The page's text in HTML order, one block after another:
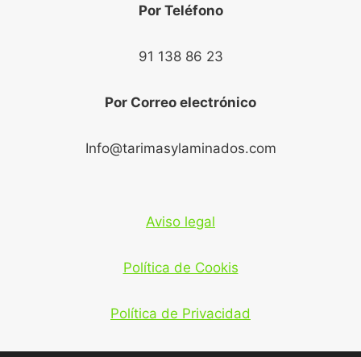
Por Teléfono
91 138 86 23
Por Correo electrónico
Info@tarimasylaminados.com
Aviso legal
Política de Cookis
Política de Privacidad